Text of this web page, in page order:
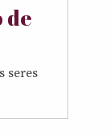
de
seres